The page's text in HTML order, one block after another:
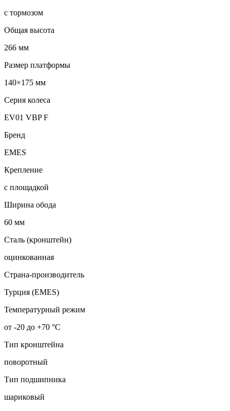
с тормозом
Общая высота
266 мм
Размер платформы
140×175 мм
Серия колеса
EV01 VBP F
Бренд
EMES
Крепление
с площадкой
Ширина обода
60 мм
Сталь (кронштейн)
оцинкованная
Страна-производитель
Турция (EMES)
Температурный режим
от -20 до +70 °С
Тип кронштейна
поворотный
Тип подшипника
шариковый